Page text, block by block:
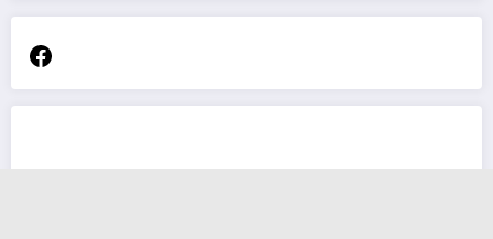
Facebook